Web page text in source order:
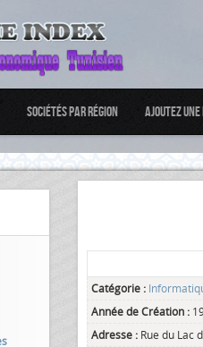
Sociétés par Région Ajoutez
Catégorie :
Année de Création :
Adresse : Rue du Lac